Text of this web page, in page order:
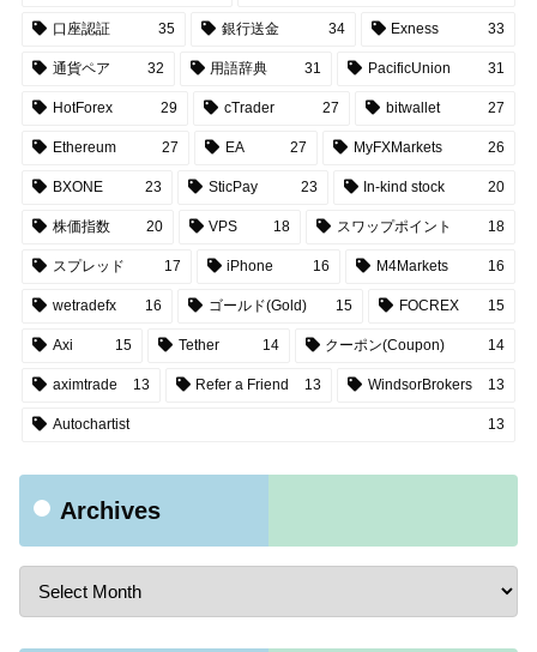
口座認証 35 銀行送金 34 Exness 33
通貨ペア 32 用語辞典 31 PacificUnion 31
HotForex 29 cTrader 27 bitwallet 27
Ethereum 27 EA 27 MyFXMarkets 26
BXONE 23 SticPay 23 In-kind stock 20
株価指数 20 VPS 18 スワップポイント 18
スプレッド 17 iPhone 16 M4Markets 16
wetradefx 16 ゴールド(Gold) 15 FOCREX 15
Axi 15 Tether 14 クーポン(Coupon) 14
aximtrade 13 Refer a Friend 13 WindsorBrokers 13
Autochartist 13
Archives